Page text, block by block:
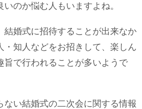
のか悩む人もいますよね。
結婚式に招待することが出来なか
・知人などをお招きして、楽しん
旨で行われることが多いようで
ない結婚式の二次会に関する情報